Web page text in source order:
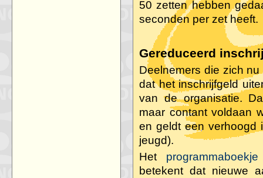
50 zetten hebben
seconden per zet heeft.
Gereduceerd
Deelnemers die zich
dat het inschrijfgeld
van de organisatie.
maar contant voldaan
en geldt een verhoogd
jeugd).
Het programmaboekje
betekent dat nieuwe